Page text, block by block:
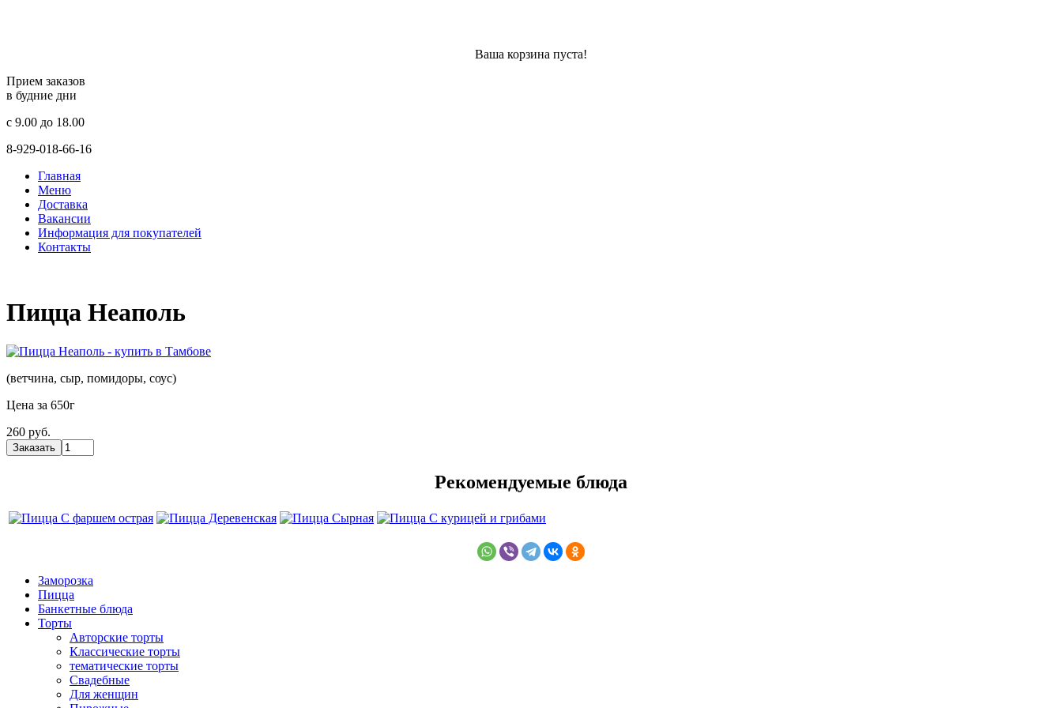
Ваша корзина пуста!
Прием заказов
в будние дни
c 9.00 до 18.00
8-929-018-66-16
Главная
Меню
Доставка
Вакансии
Информация для покупателей
Контакты
Пицца Неаполь
(ветчина, сыр, помидоры, соус)
Цена за 650г
260 руб.
Рекомендуемые блюда
Заморозка
Пицца
Банкетные блюда
Торты
Авторские торты
Классические торты
тематические торты
Свадебные
Для женщин